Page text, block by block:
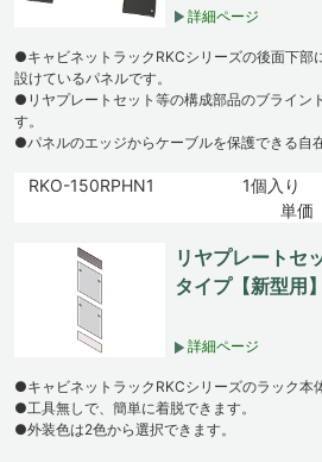
詳細ページ
●キャビネットラックRKCシリーズの後面下部
設けているパネルです。
●リヤプレートセット等の構成部品のブライン
す。
●パネルのエッジからケーブルを保護できる自
RKO-150RPHN1
1個入り
単
リヤプレートセ
タイプ【新型用
詳細ページ
●キャビネットラックRKCシリーズのラック本
●工具無しで、簡単に着脱できます。
●外装色は2色から選択できます。